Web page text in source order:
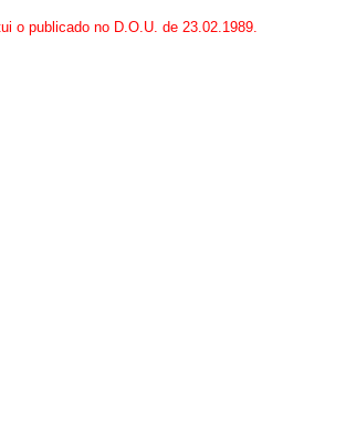
o publicado no D.O.U. de 23.02.1989.